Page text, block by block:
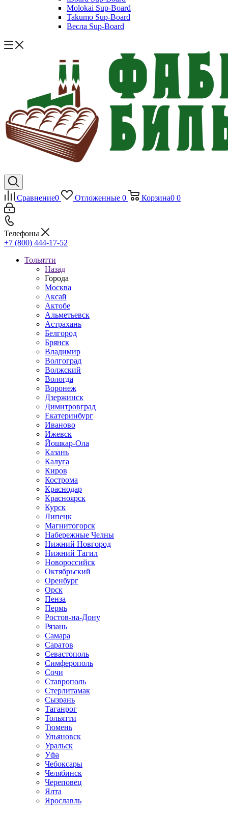
Molokai Sup-Board
Takumo Sup-Board
Весла Sup-Board
Сравнение0 Отложенные 0 Корзина0 0
Телефоны
+7 (800) 444-17-52
Тольятти
Назад
Города
Москва
Аксай
Актобе
Альметьевск
Астрахань
Белгород
Брянск
Владимир
Волгоград
Волжский
Вологда
Воронеж
Дзержинск
Димитровград
Екатеринбург
Иваново
Ижевск
Йошкар-Ола
Казань
Калуга
Киров
Кострома
Краснодар
Красноярск
Курск
Липецк
Магнитогорск
Набережные Челны
Нижний Новгород
Нижний Тагил
Новороссийск
Октябрьский
Оренбург
Орск
Пенза
Пермь
Ростов-на-Дону
Рязань
Самара
Саратов
Севастополь
Симферополь
Сочи
Ставрополь
Стерлитамак
Сызрань
Таганрог
Тольятти
Тюмень
Ульяновск
Уральск
Уфа
Чебоксары
Челябинск
Череповец
Ялта
Ярославль